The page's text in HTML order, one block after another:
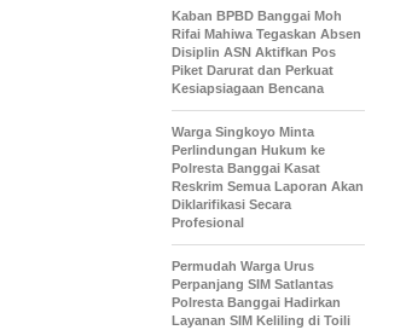
Kaban BPBD Banggai Moh
Rifai Mahiwa Tegaskan Absen
Disiplin ASN Aktifkan Pos
Piket Darurat dan Perkuat
Kesiapsiagaan Bencana
Warga Singkoyo Minta
Perlindungan Hukum ke
Polresta Banggai Kasat
Reskrim Semua Laporan Akan
Diklarifikasi Secara
Profesional
Permudah Warga Urus
Perpanjang SIM Satlantas
Polresta Banggai Hadirkan
Layanan SIM Keliling di Toili